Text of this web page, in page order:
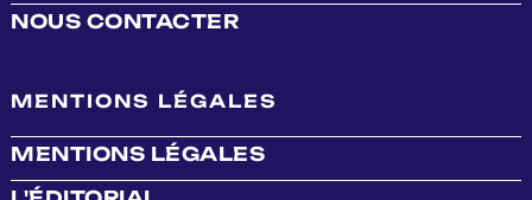
NOUS CONTACTER
MENTIONS LÉGALES
MENTIONS LÉGALES